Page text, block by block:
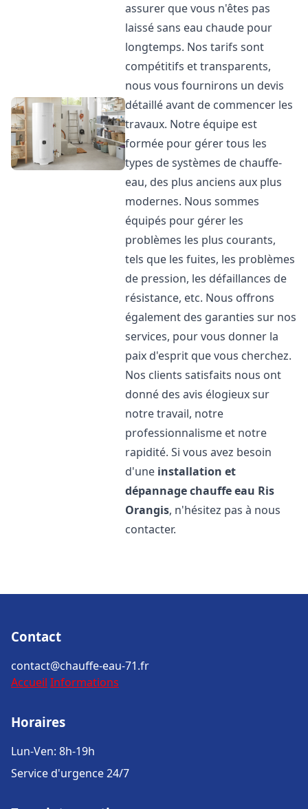
assurer que vous n'êtes pas
laissé sans eau chaude pour
longtemps. Nos tarifs sont
compétitifs et transparents,
nous vous fournirons un devis
détaillé avant de commencer les
travaux. Notre équipe est
formée pour gérer tous les
types de systèmes de chauffe-
eau, des plus anciens aux plus
modernes. Nous sommes
équipés pour gérer les
problèmes les plus courants,
tels que les fuites, les problèmes
de pression, les défaillances de
résistance, etc. Nous offrons
également des garanties sur nos
services, pour vous donner la
paix d'esprit que vous cherchez.
Nos clients satisfaits nous ont
donné des avis élogieux sur
notre travail, notre
professionnalisme et notre
rapidité. Si vous avez besoin
d'une installation et
dépannage chauffe eau Ris
Orangis, n'hésitez pas à nous
contacter.
Contact
contact@chauffe-eau-71.fr
Accueil Informations
Horaires
Lun-Ven: 8h-19h
Service d'urgence 24/7